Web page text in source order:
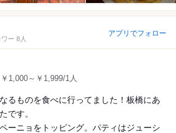
ー 8人
アプリでフォロー
￥1,000～￥1,999/1人
るものを食べに行ってました！板橋にあ
です。
ーニョをトッピング。パティはジューシ